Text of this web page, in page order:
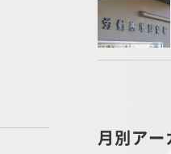
月別アー